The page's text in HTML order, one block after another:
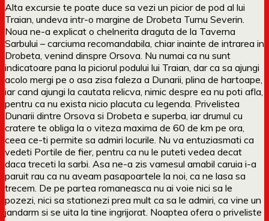
Alta excursie te poate duce sa vezi un picior de pod al lui
Traian, undeva intr-o margine de Drobeta Turnu Severin.
Noua ne-a explicat o chelnerita draguta de la Taverna
Sarbului – carciuma recomandabila, chiar inainte de intrarea in
Drobeta, venind dinspre Orsova. Nu numai ca nu sunt
indicatoare pana la piciorul podului lui Traian, dar ca sa ajungi
acolo mergi pe o asa zisa faleza a Dunarii, plina de hartoape,
iar cand ajungi la cautata relicva, nimic despre ea nu poti afla,
pentru ca nu exista nicio placuta cu legenda. Privelistea
Dunarii dintre Orsova si Drobeta e superba, iar drumul cu
cratere te obliga la o viteza maxima de 60 de km pe ora,
ceea ce-ti permite sa admiri locurile. Nu va entuziasmati ca
vedeti Portile de fier, pentru ca nu le puteti vedea decat
daca treceti la sarbi. Asa ne-a zis vamesul amabil caruia i-a
paruit rau ca nu aveam pasapoartele la noi, ca ne lasa sa
trecem. De pe partea romaneasca nu ai voie nici sa le
pozezi, nici sa stationezi prea mult ca sa le admiri, ca vine un
jandarm si se uita la tine ingrijorat. Noaptea ofera o priveliste